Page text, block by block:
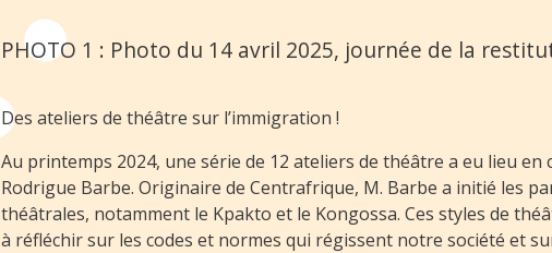
PHOTO 1 : Photo du 14 avril 2025, journée de la
Des ateliers de théâtre sur l’immigration !
Au printemps 2024, une série de 12 ateliers de théâtre a eu lieu
Rodrigue Barbe. Originaire de Centrafrique, M. Barbe a initié les
théâtrales, notamment le Kpakto et le Kongossa. Ces styles de
à réfléchir sur les codes et normes qui régissent notre société et